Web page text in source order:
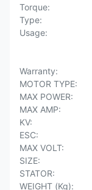
Torque:
Type:
Usage:
Warranty:
MOTOR TYPE:
MAX POWER:
MAX AMP:
KV:
ESC:
MAX VOLT:
SIZE:
STATOR:
WEIGHT (Kg):